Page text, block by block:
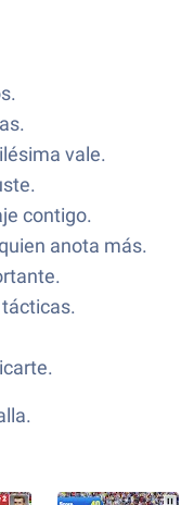
vale.
contigo.
anota más.